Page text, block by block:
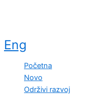
Eng
Početna
Novo
Održivi razvoj